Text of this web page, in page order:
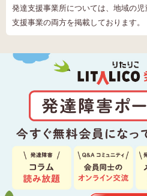
発達支援事業所については、地域の
支援事業の両方を掲載しております。